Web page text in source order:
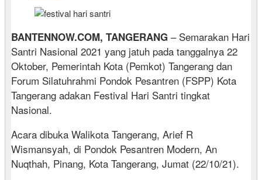
BANTENNOW.COM, TANGERANG – Semarakan Hari
Santri Nasional 2021 yang jatuh pada tanggalnya 22
Oktober, Pemerintah Kota (Pemkot) Tangerang dan
Forum Silatuhrahmi Pondok Pesantren (FSPP) Kota
Tangerang adakan Festival Hari Santri tingkat
Nasional.
Acara dibuka Walikota Tangerang, Arief R
Wismansyah, di Pondok Pesantren Modern, An
Nuqthah, Pinang, Kota Tangerang, Jumat (22/10/21).